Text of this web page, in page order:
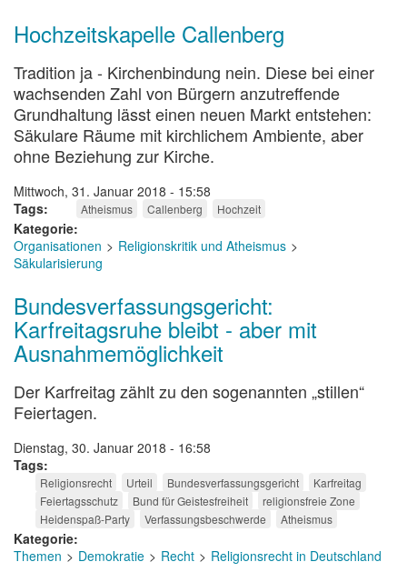
Hochzeitskapelle Callenberg
Tradition ja - Kirchenbindung nein. Diese bei einer
wachsenden Zahl von Bürgern anzutreffende
Grundhaltung lässt einen neuen Markt entstehen:
Säkulare Räume mit kirchlichem Ambiente, aber
ohne Beziehung zur Kirche.
Mittwoch, 31. Januar 2018 - 15:58
Tags
Atheismus Callenberg Hochzeit
Kategorie
Organisationen
Religionskritik und Atheismus
Säkularisierung
Bundesverfassungsgericht:
Karfreitagsruhe bleibt - aber mit
Ausnahmemöglichkeit
Der Karfreitag zählt zu den sogenannten „stillen“
Feiertagen.
Dienstag, 30. Januar 2018 - 16:58
Tags
Religionsrecht Urteil Bundesverfassungsgericht
Karfreitag
Feiertagsschutz
Bund für Geistesfreiheit
religionsfreie Zone
Heidenspaß-Party
Verfassungsbeschwerde Atheismus
Kategorie
Themen
Demokratie Recht Religionsrecht in Deutschland